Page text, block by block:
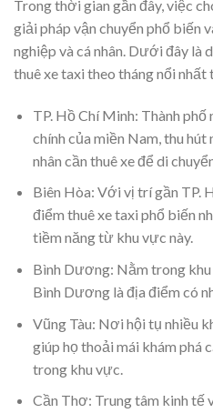
Trong thời gian gần đây, việc
giải pháp vận chuyển phổ biến
nghiệp và cá nhân. Dưới đây là
thuê xe taxi theo tháng nổi nhất
TP. Hồ Chí Minh: Thành
chính của miền Nam, thu hút
nhân cần thuê xe để di
Biên Hòa: Với vị trí gần TP.
điểm thuê xe taxi phổ biến
tiềm năng từ khu vực này.
Bình Dương: Nằm trong
Bình Dương là địa điểm có
Vũng Tàu: Nơi hội tụ nhiều
giúp họ thoải mái khám phá
trong khu vực.
Cần Thơ: Trung tâm kinh tế